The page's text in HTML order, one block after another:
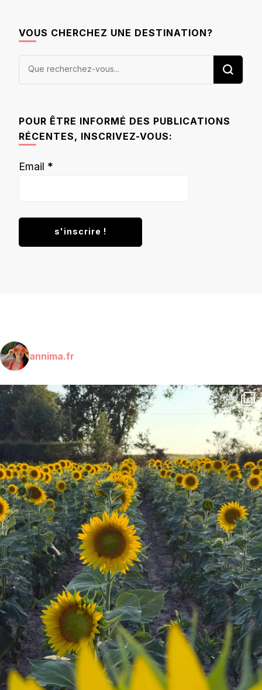
VOUS CHERCHEZ UNE DESTINATION?
Vous
POUR ÊTRE INFORMÉ DES PUBLICATIONS
RÉCENTES, INSCRIVEZ-VOUS:
Email *
annima.fr